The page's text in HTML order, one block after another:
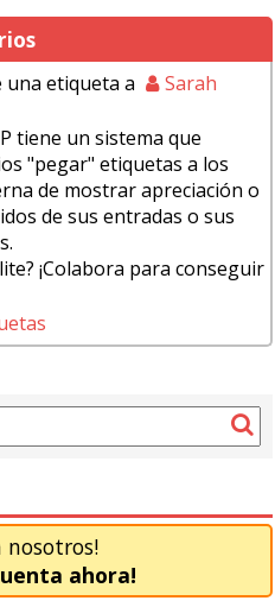
una etiqueta a
Sarah
tiene un sistema que
etiquetas a los
de mostrar apreciación o
de sus entradas o sus
¡Colabora para conseguir
nosotros!
ahora!